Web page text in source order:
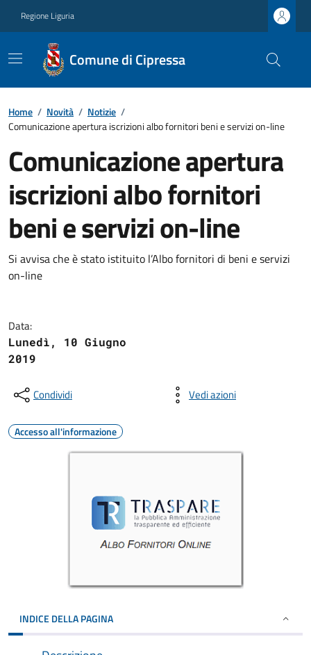
Regione Liguria
Comune di Cipressa
Home / Novità / Notizie /
Comunicazione apertura iscrizioni albo fornitori beni e servizi on-line
Comunicazione apertura
iscrizioni albo fornitori
beni e servizi on-line
Si avvisa che è stato istituito l’Albo fornitori di beni e servizi
on-line
Data:
Lunedì, 10 Giugno
2019
Condividi Vedi azioni
Accesso all'informazione
INDICE DELLA PAGINA